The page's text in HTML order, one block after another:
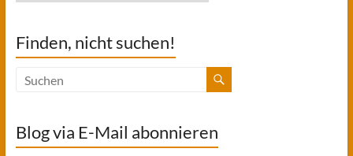
Finden, nicht suchen!
Blog via E-Mail abonnieren